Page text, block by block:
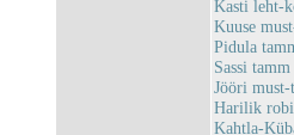
Kasti leht-
Kuuse
Pidula
Sassi
Jööri
Harilik
Kahtla-